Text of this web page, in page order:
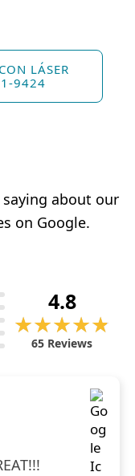
LÁSER
9424
about our
on Google.
4.8
★★★★★
★★★★★
65 Reviews